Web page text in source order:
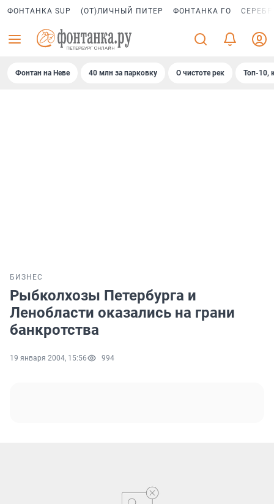
ФОНТАНКА SUP (ОТ)ЛИЧНЫЙ ПИТЕР ФОНТАНКА ГО
Фонтан на Неве 40 млн за парковку О чистоте рек Топ-10,
БИЗНЕС
Рыбколхозы Петербурга и
Ленобласти оказались на грани
банкротства
19 января 2004, 15:56 994